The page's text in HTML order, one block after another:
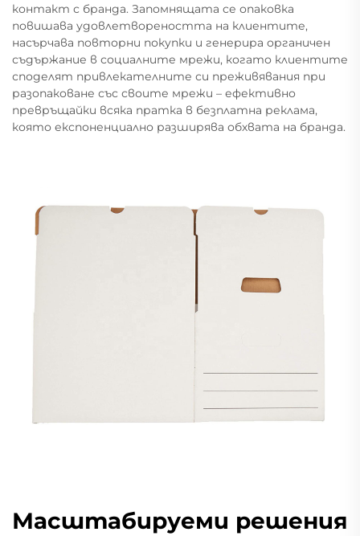
контакт с бранда. Запомнящата се опаковка
повишава удовлетвореността на клиентите,
насърчава повторни покупки и генерира органичен
съдържание в социалните мрежи, когато клиентите
споделят привлекателните си преживявания при
разопаковане със своите мрежи – ефективно
превръщайки всяка пратка в безплатна реклама,
която експоненциално разширява обхвата на бранда.
Масштабируеми решения